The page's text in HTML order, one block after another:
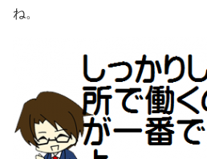
ね。